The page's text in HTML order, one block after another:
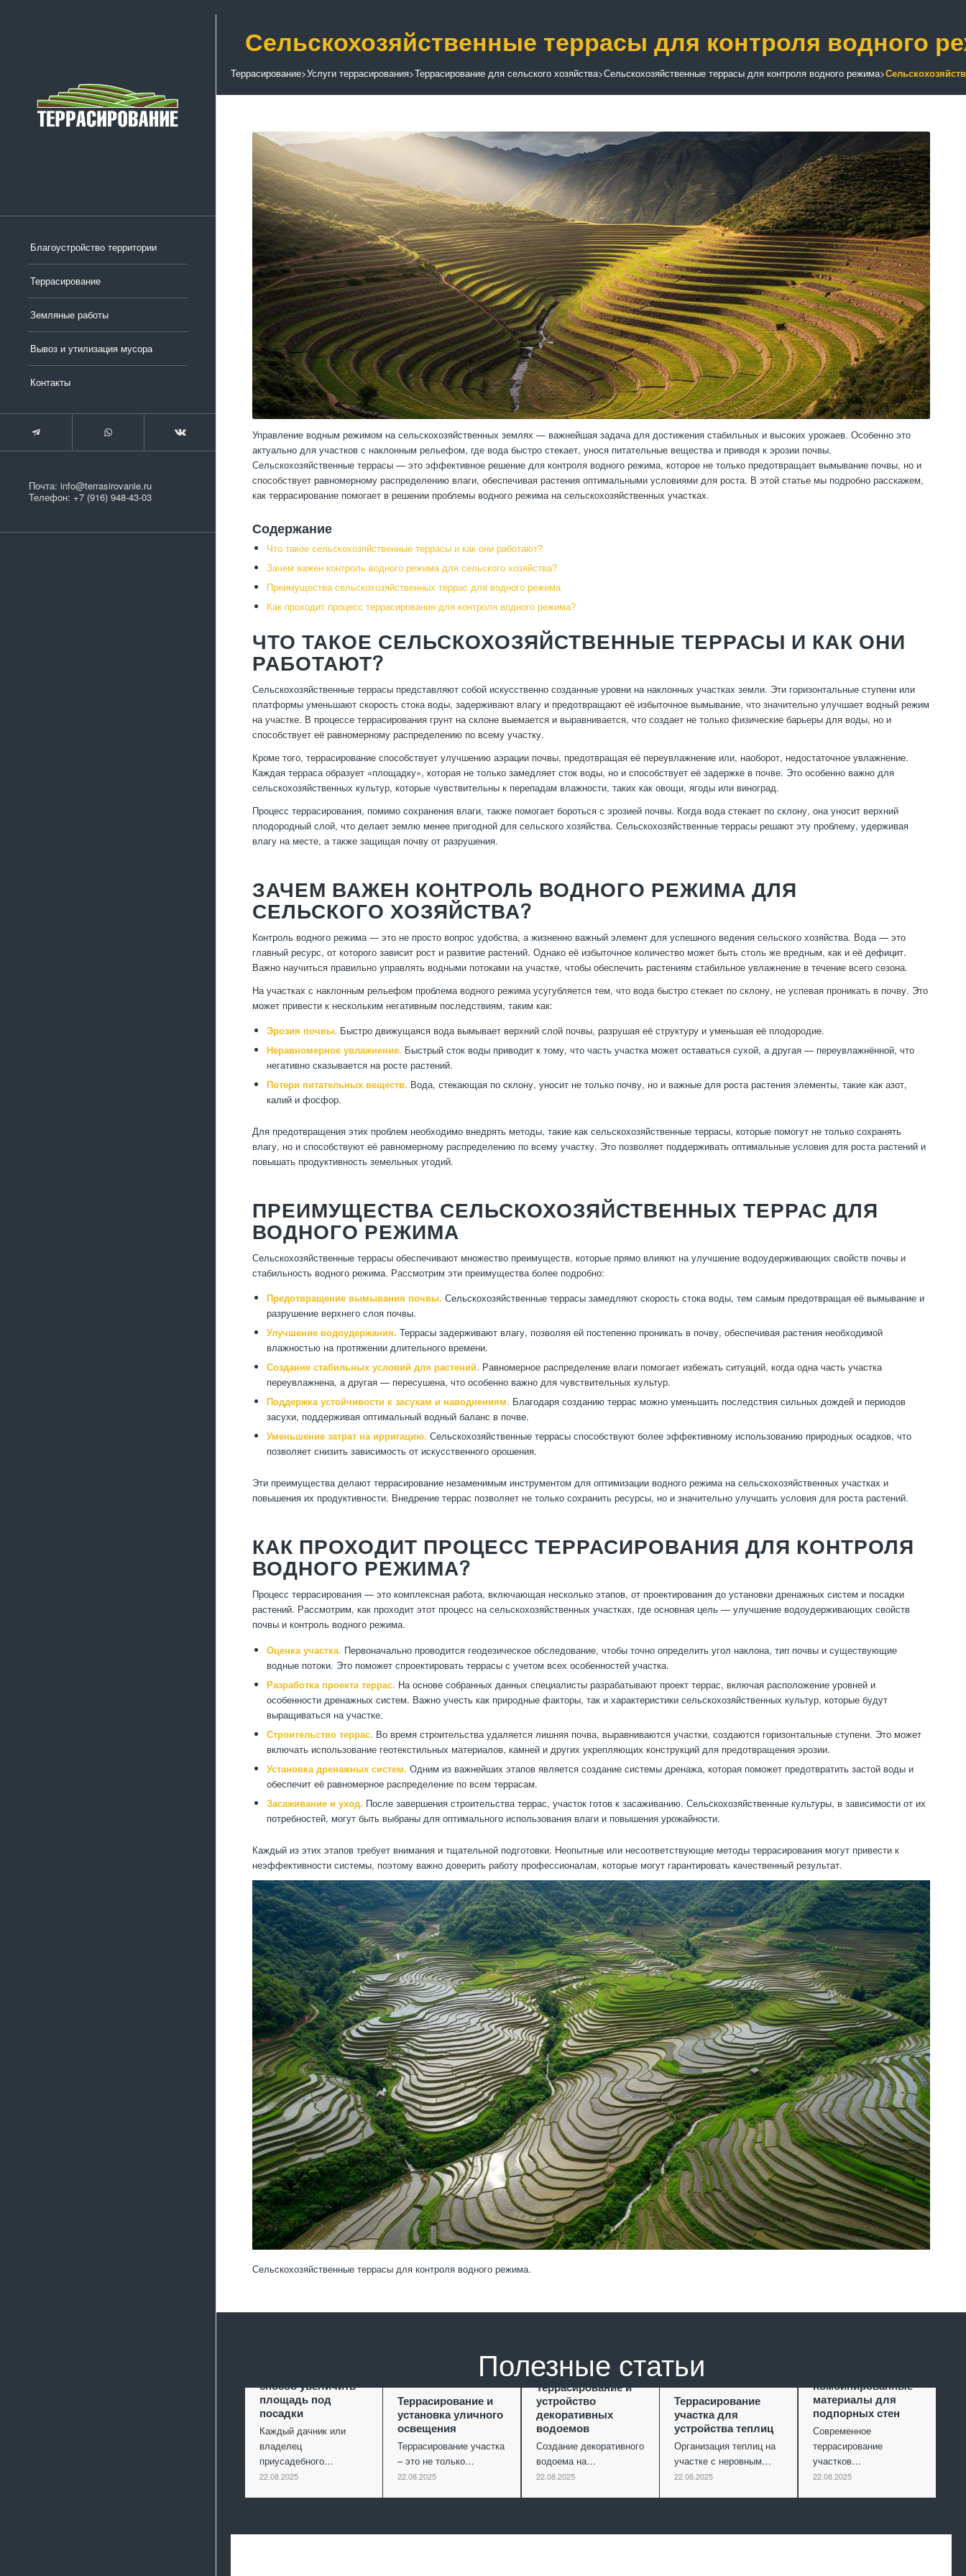
Благоустройство территории
Террасирование
Земляные работы
Вывоз и утилизация мусора
Контакты
Почта: info@terrasirovanie.ru
Телефон: +7 (916) 948-43-03
Сельскохозяйственные террасы для контроля водного
Террасирование>Услуги террасирования>Террасирование для сельского хозяйства>Сельскохозяйственные террасы для контроля водного режима>
Управление водным режимом на сельскохозяйственных землях — важнейшая задача для достижения стабильных и высоких урожаев. Особенно это
актуально для участков с наклонным рельефом, где вода быстро стекает, унося питательные вещества и приводя к эрозии почвы.
Сельскохозяйственные террасы — это эффективное решение для контроля водного режима, которое не только предотвращает вымывание почвы, но и
способствует равномерному распределению влаги, обеспечивая растения оптимальными условиями для роста. В этой статье мы подробно расскажем,
как террасирование помогает в решении проблемы водного режима на сельскохозяйственных участках.
Содержание
Что такое сельскохозяйственные террасы и как они работают?
Зачем важен контроль водного режима для сельского хозяйства?
Преимущества сельскохозяйственных террас для водного режима
Как проходит процесс террасирования для контроля водного режима?
ЧТО ТАКОЕ СЕЛЬСКОХОЗЯЙСТВЕННЫЕ ТЕРРАСЫ И КАК ОНИ
РАБОТАЮТ?
Сельскохозяйственные террасы представляют собой искусственно созданные уровни на наклонных участках земли. Эти горизонтальные ступени или
платформы уменьшают скорость стока воды, задерживают влагу и предотвращают её избыточное вымывание, что значительно улучшает водный режим
на участке. В процессе террасирования грунт на склоне выемается и выравнивается, что создает не только физические барьеры для воды, но и
способствует её равномерному распределению по всему участку.
Кроме того, террасирование способствует улучшению аэрации почвы, предотвращая её переувлажнение или, наоборот, недостаточное увлажнение.
Каждая терраса образует «площадку», которая не только замедляет сток воды, но и способствует её задержке в почве. Это особенно важно для
сельскохозяйственных культур, которые чувствительны к перепадам влажности, таких как овощи, ягоды или виноград.
Процесс террасирования, помимо сохранения влаги, также помогает бороться с эрозией почвы. Когда вода стекает по склону, она уносит верхний
плодородный слой, что делает землю менее пригодной для сельского хозяйства. Сельскохозяйственные террасы решают эту проблему, удерживая
влагу на месте, а также защищая почву от разрушения.
ЗАЧЕМ ВАЖЕН КОНТРОЛЬ ВОДНОГО РЕЖИМА ДЛЯ
СЕЛЬСКОГО ХОЗЯЙСТВА?
Контроль водного режима — это не просто вопрос удобства, а жизненно важный элемент для успешного ведения сельского хозяйства. Вода — это
главный ресурс, от которого зависит рост и развитие растений. Однако её избыточное количество может быть столь же вредным, как и её дефицит.
Важно научиться правильно управлять водными потоками на участке, чтобы обеспечить растениям стабильное увлажнение в течение всего сезона.
На участках с наклонным рельефом проблема водного режима усугубляется тем, что вода быстро стекает по склону, не успевая проникать в почву. Это
может привести к нескольким негативным последствиям, таким как:
Эрозия почвы. Быстро движущаяся вода вымывает верхний слой почвы, разрушая её структуру и уменьшая её плодородие.
Неравномерное увлажнение. Быстрый сток воды приводит к тому, что часть участка может оставаться сухой, а другая — переувлажнённой, что
негативно сказывается на росте растений.
Потери питательных веществ. Вода, стекающая по склону, уносит не только почву, но и важные для роста растения элементы, такие как азот,
калий и фосфор.
Для предотвращения этих проблем необходимо внедрять методы, такие как сельскохозяйственные террасы, которые помогут не только сохранять
влагу, но и способствуют её равномерному распределению по всему участку. Это позволяет поддерживать оптимальные условия для роста растений и
повышать продуктивность земельных угодий.
ПРЕИМУЩЕСТВА СЕЛЬСКОХОЗЯЙСТВЕННЫХ ТЕРРАС ДЛЯ
ВОДНОГО РЕЖИМА
Сельскохозяйственные террасы обеспечивают множество преимуществ, которые прямо влияют на улучшение водоудерживающих свойств почвы и
стабильность водного режима. Рассмотрим эти преимущества более подробно:
Предотвращение вымывания почвы. Сельскохозяйственные террасы замедляют скорость стока воды, тем самым предотвращая её вымывание и
разрушение верхнего слоя почвы.
Улучшение водоудержания. Террасы задерживают влагу, позволяя ей постепенно проникать в почву, обеспечивая растения необходимой
влажностью на протяжении длительного времени.
Создание стабильных условий для растений. Равномерное распределение влаги помогает избежать ситуаций, когда одна часть участка
переувлажнена, а другая — пересушена, что особенно важно для чувствительных культур.
Поддержка устойчивости к засухам и наводнениям. Благодаря созданию террас можно уменьшить последствия сильных дождей и периодов
засухи, поддерживая оптимальный водный баланс в почве.
Уменьшение затрат на ирригацию. Сельскохозяйственные террасы способствуют более эффективному использованию природных осадков, что
позволяет снизить зависимость от искусственного орошения.
Эти преимущества делают террасирование незаменимым инструментом для оптимизации водного режима на сельскохозяйственных участках и
повышения их продуктивности. Внедрение террас позволяет не только сохранить ресурсы, но и значительно улучшить условия для роста растений.
КАК ПРОХОДИТ ПРОЦЕСС ТЕРРАСИРОВАНИЯ ДЛЯ КОНТРОЛЯ
ВОДНОГО РЕЖИМА?
Процесс террасирования — это комплексная работа, включающая несколько этапов, от проектирования до установки дренажных систем и посадки
растений. Рассмотрим, как проходит этот процесс на сельскохозяйственных участках, где основная цель — улучшение водоудерживающих свойств
почвы и контроль водного режима.
Оценка участка. Первоначально проводится геодезическое обследование, чтобы точно определить угол наклона, тип почвы и существующие
водные потоки. Это поможет спроектировать террасы с учетом всех особенностей участка.
Разработка проекта террас. На основе собранных данных специалисты разрабатывают проект террас, включая расположение уровней и
особенности дренажных систем. Важно учесть как природные факторы, так и характеристики сельскохозяйственных культур, которые будут
выращиваться на участке.
Строительство террас. Во время строительства удаляется лишняя почва, выравниваются участки, создаются горизонтальные ступени. Это может
включать использование геотекстильных материалов, камней и других укрепляющих конструкций для предотвращения эрозии.
Установка дренажных систем. Одним из важнейших этапов является создание системы дренажа, которая поможет предотвратить застой воды и
обеспечит её равномерное распределение по всем террасам.
Засаживание и уход. После завершения строительства террас, участок готов к засаживанию. Сельскохозяйственные культуры, в зависимости от их
потребностей, могут быть выбраны для оптимального использования влаги и повышения урожайности.
Каждый из этих этапов требует внимания и тщательной подготовки. Неопытные или несоответствующие методы террасирования могут привести к
неэффективности системы, поэтому важно доверить работу профессионалам, которые могут гарантировать качественный результат.
Сельскохозяйственные террасы для контроля водного режима.
Полезные статьи
способ увеличить
площадь под
посадки
Каждый дачник или
владелец
приусадебного…
22.08.2025
Террасирование и
установка уличного
освещения
Террасирование участка
– это не только…
22.08.2025
Террасирование и
устройство
декоративных
водоемов
Создание декоративного
водоема на…
22.08.2025
Террасирование
участка для
устройства теплиц
Организация теплиц на
участке с неровным…
22.08.2025
Комбинированные
материалы для
подпорных стен
Современное
террасирование
участков…
22.08.2025